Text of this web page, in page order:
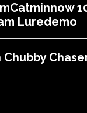
Luredemo